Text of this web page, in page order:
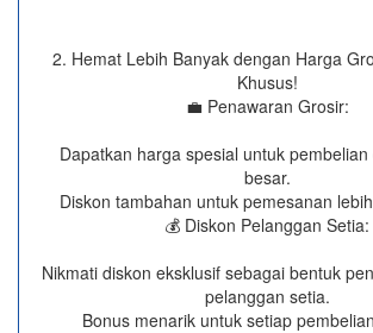
2. Hemat Lebih Banyak dengan Harga
Khusus!
💼 Penawaran Grosir:
Dapatkan harga spesial untuk
besar.
Diskon tambahan untuk pemesanan
💰 Diskon Pelanggan Setia:
Nikmati diskon eksklusif sebagai bentuk
pelanggan setia.
Bonus menarik untuk setiap